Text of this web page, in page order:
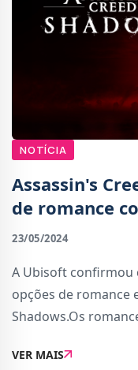
NOTÍCIA
Assassin's
de romance
23/05/2024
A Ubisoft confirmou
opções de romance
Shadows.Os
capítulo, que leva os
VER MAIS